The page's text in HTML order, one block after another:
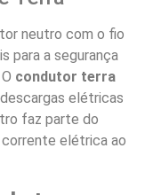
neutro com o fio
para a segurança
condutor terra
elétricas
faz parte do
elétrica ao